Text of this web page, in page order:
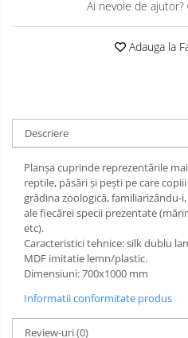
Flipchart-uri si Rezerve
Ai nevoie de ajutor?
Adauga la
Descriere
Planșa cuprinde reprezentările
reptile, păsări și pești pe care
grădina zoologică, familiarizându-
ale fiecărei specii prezentate
etc).
Caracteristici tehnice: silk dublu
MDF imitatie lemn/plastic.
Dimensiuni: 700x1000 mm
Informatii conformitate produs
Review-uri(0)